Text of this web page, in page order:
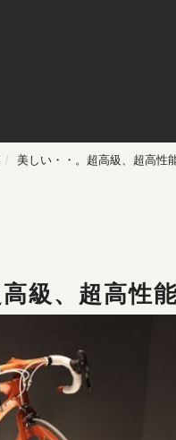
美しい・・。超高級、超高性
級、超高性